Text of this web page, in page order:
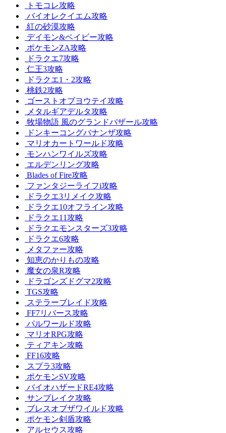
トモコレ攻略
バイオレクイエム攻略
紅の砂漠攻略
デイモン&ベイビー攻略
ポケモンZA攻略
ドラクエ7攻略
仁王3攻略
ドラクエ1・2攻略
桃鉄2攻略
ゴーストオブヨウテイ攻略
メタルギアデルタ攻略
牧場物語 風のグランドバザール攻略
ドンキーコングバナンザ攻略
マリオカートワールド攻略
モンハンワイルズ攻略
エルデンリング攻略
Blades of Fire攻略
ファンタジーライフi攻略
ドラクエ3リメイク攻略
ドラクエ10オフライン攻略
ドラクエ11攻略
ドラクエモンスターズ3攻略
ドラクエ6攻略
メタファー攻略
知恵のかりもの攻略
魔女の泉R攻略
ドラゴンズドグマ2攻略
TGS攻略
ステラーブレイド攻略
FF7リバース攻略
パルワールド攻略
マリオRPG攻略
ティアキン攻略
FF16攻略
スプラ3攻略
ポケモンSV攻略
バイオハザードRE4攻略
サンブレイク攻略
ブレスオブザワイルド攻略
ポケモン剣盾攻略
アルセウス攻略